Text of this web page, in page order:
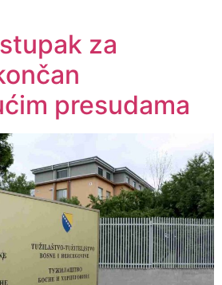
za
presudama